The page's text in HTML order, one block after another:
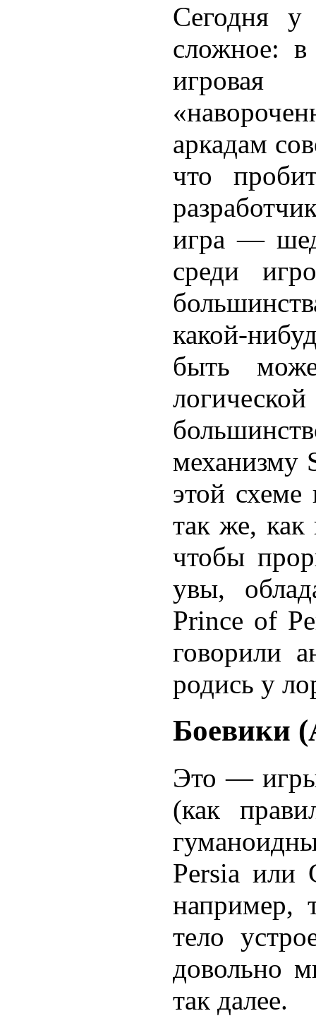
Сегодня у
сложное:
аркадам
что
игра —
среди
какой-
быть
механизму
этой
так же,
чтобы
увы,
Prince of
говорили
родись у
Боевики
Это —
(как
Persia или
например,
тело
довольно
так далее.